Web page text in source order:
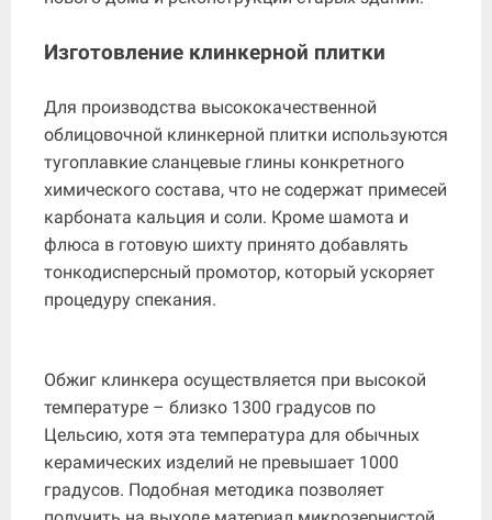
Изготовление клинкерной плитки
Для производства высококачественной
облицовочной клинкерной плитки используются
тугоплавкие сланцевые глины конкретного
химического состава, что не содержат примесей
карбоната кальция и соли. Кроме шамота и
флюса в готовую шихту принято добавлять
тонкодисперсный промотор, который ускоряет
процедуру спекания.
Обжиг клинкера осуществляется при высокой
температуре – близко 1300 градусов по
Цельсию, хотя эта температура для обычных
керамических изделий не превышает 1000
градусов. Подобная методика позволяет